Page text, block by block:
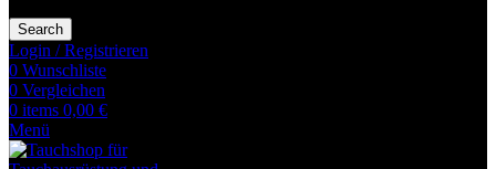
Search
Login / Registrieren
0 Wunschliste
0 Vergleichen
0 items 0,00 €
Menü